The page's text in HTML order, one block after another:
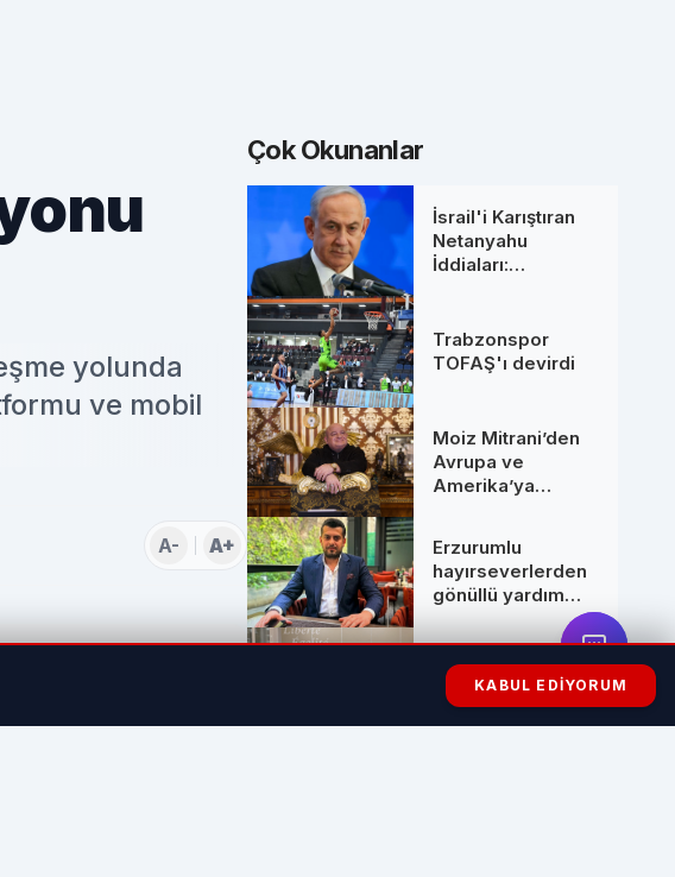
yolunda
ve mobil
A- A+
almaya devam ediyor.
Çok Okunanlar
İsrail'i Karıştıran
Netanyahu
İddiaları:
Söylentilerine Net
Yanıt
Trabzonspor
TOFAŞ'ı devirdi
Moiz Mitrani’den
Avrupa ve
Amerika’ya
Ortaklarıyla
Zirveye Çıkıyor
Erzurumlu
hayırseverlerden
gönüllü yardım
Sanat Akademisi
Fransa’da ödül
aldı
KABUL EDIYORUM